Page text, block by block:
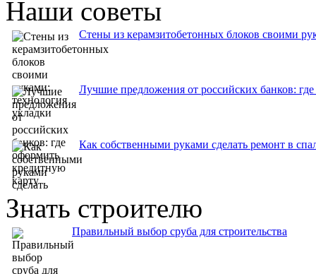
Наши советы
Стены из керамзитобетонных блоков своими
Лучшие предложения от российских банков:
Как собственными руками сделать ремонт в
Знать строителю
Правильный выбор сруба для строительства